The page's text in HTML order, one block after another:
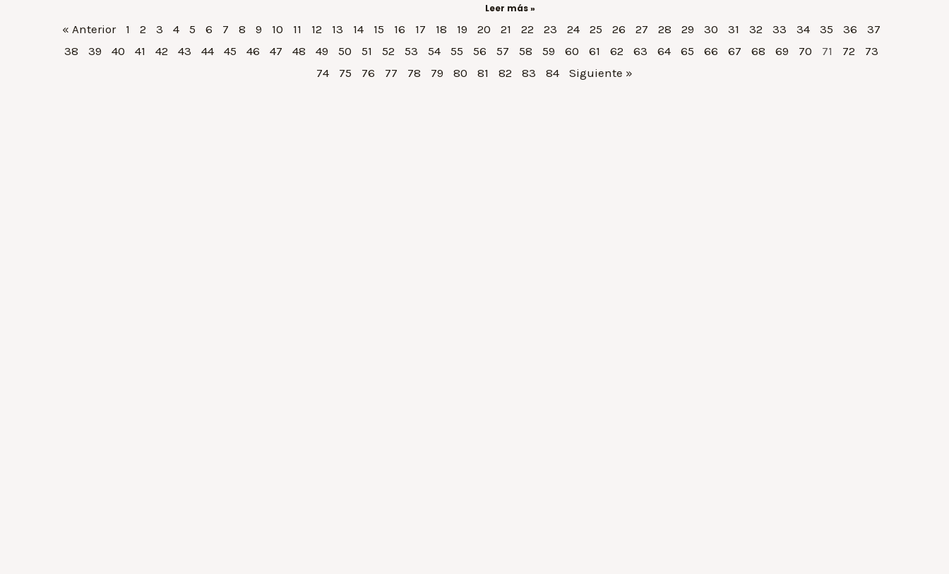
Leer más »
« Anterior 1 2 3 4 5 6 7 8 9 10 11 12 13 14 15 16 17 18 19 20 21 22 23 24 25 26 27 28 29 30 31 32 33 34 35 36
37
38
39 40 41 42 43 44 45 46 47 48 49 50 51 52 53 54 55 56 57 58 59 60 61 62 63 64 65 66 67 68 69 70 71 72
73
74
75 76 77 78 79 80 81 82 83 84 Siguiente »